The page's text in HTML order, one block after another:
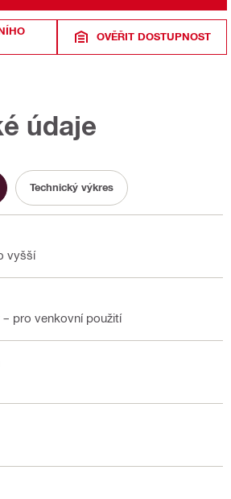
OVĚŘIT DOSTUPNOST
údaje
Technický výkres
vyšší
– pro venkovní použití